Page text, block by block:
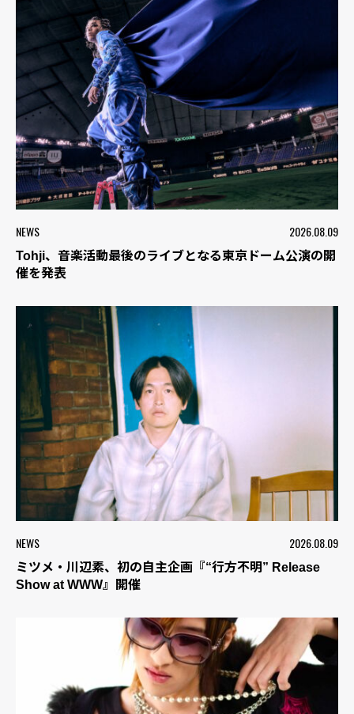
NEWS 2026.08.09
Tohji、音楽活動最後のライブとなる東京ドーム公演の開
催を発表
NEWS 2026.08.09
ミツメ・川辺素、初の自主企画『“行方不明” Release
Show at WWW』開催